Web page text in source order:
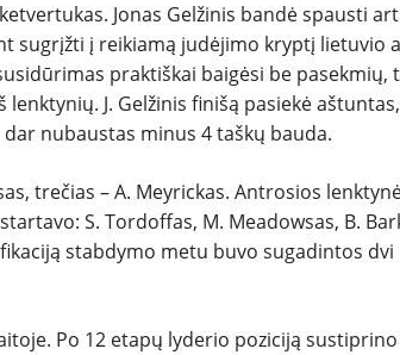
Jonas Gelžinis bandė spausti
sugrįžti į reikiamą judėjimo kryptį lietuvio
praktiškai baigėsi be pasekmių,
J. Gelžinis finišą pasiekė
nubaustas minus 4 taškų bauda.
trečias – A. Meyrickas. Antrosios
S. Tordoffas, M. Meadowsas, B.
stabdymo metu buvo sugadintos dvi
Po 12 etapų lyderio poziciją sustiprino